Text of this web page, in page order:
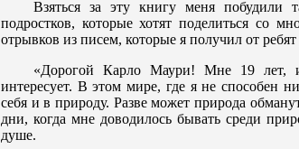
Взяться за эту книгу меня побудили
подростков, которые хотят поделиться со
отрывков из писем, которые я получил от ребят
«Дорогой Карло Маури! Мне 19 лет,
интересует. В этом мире, где я не способен
себя и в природу. Разве может природа
дни, когда мне доводилось бывать среди
душе.